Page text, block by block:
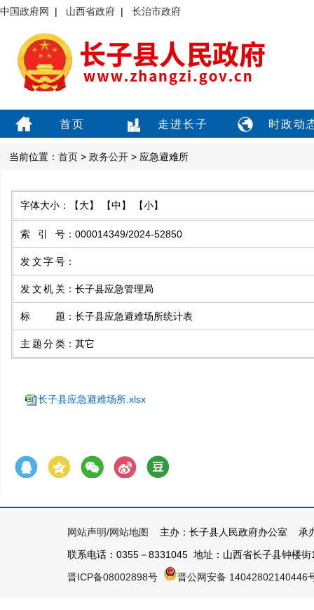
中国政府网 | 山西省政府 | 长治市政府
首页 走进长子 时政动
当前位置： 首页 > 政务公开 > 应急避难所
字体大小： 【大】 【中】 【小】
索引号 ： 000014349/2024-52850
发文字号 ：
发文机关 ： 长子县应急管理局
标题 ： 长子县应急避难场所统计表
主题分类 ： 其它
长子县应急避难场所.xlsx
网站声明/网站地图
主办：长子县人民政府办公室 承
联系电话：0355－8331045 地址：山西省长子县钟楼
晋ICP备08002898号
晋公网安备 14042802140446